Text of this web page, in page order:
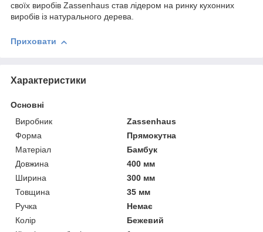
своїх виробів Zassenhaus став лідером на ринку кухонних
виробів із натурального дерева.
Приховати
Характеристики
Основні
Виробник
Zassenhaus
Форма
Прямокутна
Матеріал
Бамбук
Довжина
400 мм
Ширина
300 мм
Товщина
35 мм
Ручка
Немає
Колір
Бежевий